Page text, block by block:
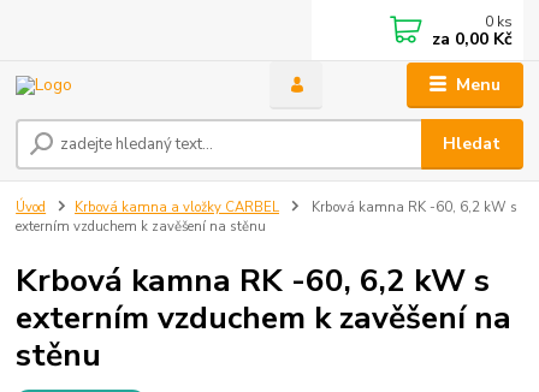
Menu
Hledat
0 ks
za 0,00 Kč
Úvod Krbová kamna a vložky CARBEL
Krbová kamna RK -60, 6,2 kW s
externím vzduchem k zavěšení na stěnu
Krbová kamna RK -60, 6,2 kW s
externím vzduchem k zavěšení na
stěnu